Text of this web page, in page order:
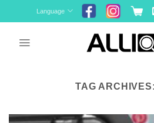
to
Language
TAG